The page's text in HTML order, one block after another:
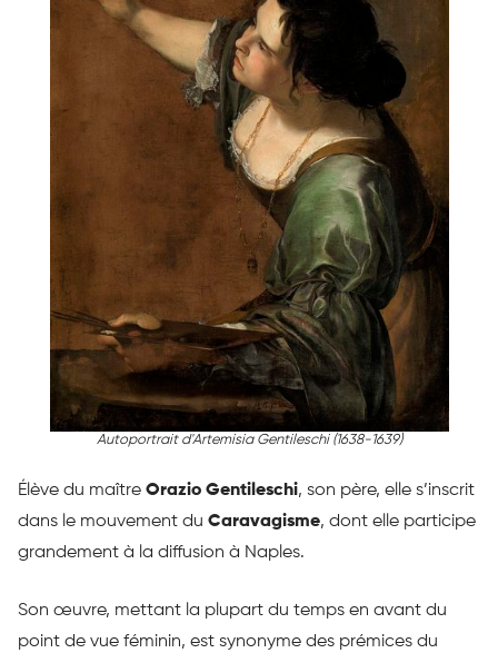
Autoportrait d'Artemisia Gentileschi (1638-1639)
Élève du maître Orazio Gentileschi, son père, elle s’inscrit
dans le mouvement du Caravagisme, dont elle participe
grandement à la diffusion à Naples.
Son œuvre, mettant la plupart du temps en avant du
point de vue féminin, est synonyme des prémices du